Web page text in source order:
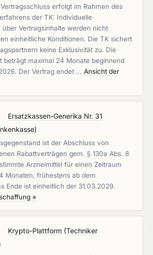
erfolgt im Rahmen des
der TK: Individuelle
über Vertragsinhalte werden nicht
einheitliche Konditionen. Die TK sichert
keine Exklusivität zu. Die
beträgt maximal 24 Monate beginnend
Der Vertrag endet … Ansicht der
Ersatzkassen-Generika Nr. 31
)
ist der Abschluss von
Rabattverträgen gem. § 130a Abs. 8
Arzneimittel für einen Zeitraum
Monaten, frühestens ab dem
Ende ist einheitlich der 31.03.2029.
»
Krypto-Plattform (Techniker